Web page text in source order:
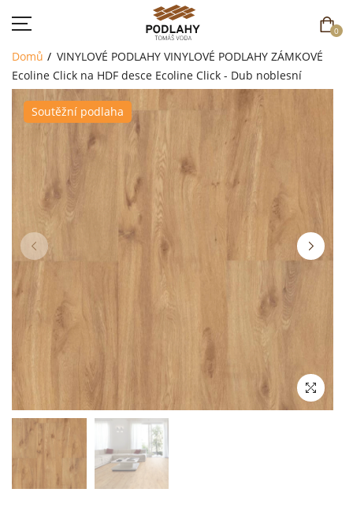
0
DOMŮ
SORTIMENT
AKCE
CENÍK
REFERENCE
SOUTĚŽ
KONTAKT
Domů VINYLOVÉ PODLAHY VINYLOVÉ PODLAHY ZÁMKOVÉ
Ecoline Click na HDF desce Ecoline Click - Dub noblesní
Soutěžní podlaha